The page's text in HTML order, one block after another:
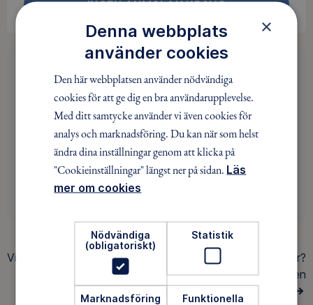
INGEN ANMÄLAN KRÄVS
Hittade du inget av intresse?
Saknar du intressanta aktiviteter i ditt område? Då
kan du vara med och påverka utbudet. Det är roligt!
ENGAGERA DIG
Visar äventyr
Hittar du inte det du söker?
Gör en
AVANCERAD SÖKNING
×
Denna webbplats
använder cookies
Den här webbplatsen använder nödvändiga
cookies för att ge dig en bra användarupplevelse.
Med ditt samtycke använder vi även cookies för
analys och marknadsföring. Du kan när som helst
ändra dina inställningar genom att klicka på
"Cookieinställningar" längst ner på sidan. Läs
mer om cookies
Nödvändiga
(obligatoriskt)
Statistik
Marknadsföring Funktionella